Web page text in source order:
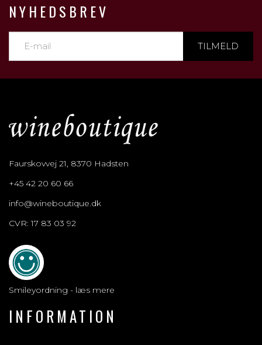
NYHEDSBREV
TILMELD
Faurskovvej 21, 8370 Hadsten
+45 42 20 60 66
info@wineboutique.dk
CVR: 17 83 03 92
Smileyordning - læs mere
INFORMATION